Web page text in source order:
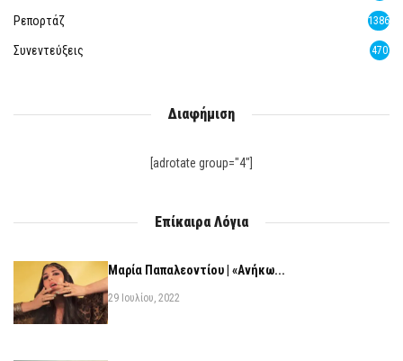
Ρεπορτάζ 1386
Συνεντεύξεις 470
Διαφήμιση
[adrotate group="4"]
Επίκαιρα Λόγια
Μαρία Παπαλεοντίου | «Ανήκω...
29 Ιουλίου, 2022